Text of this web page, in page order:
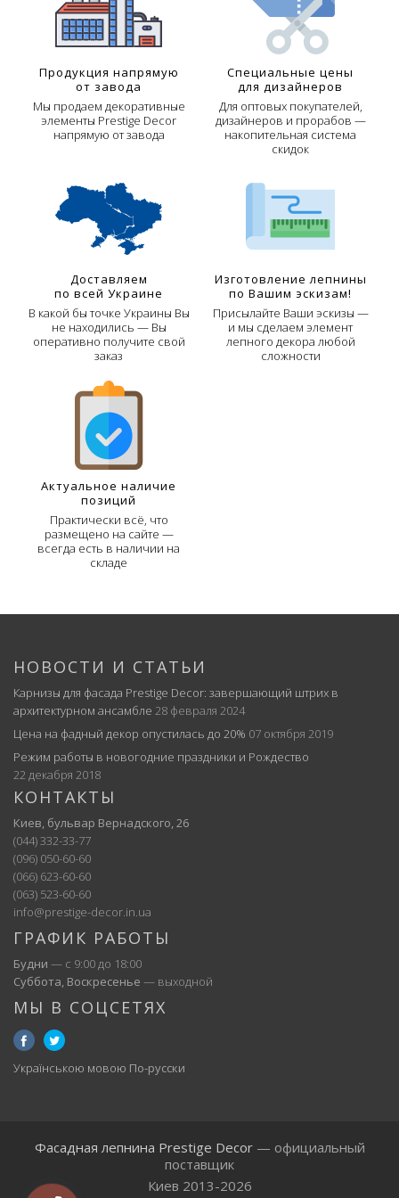
Продукция напрямую
от завода
Мы продаем декоративные
элементы Prestige Decor
напрямую от завода
Специальные цены
для дизайнеров
Для оптовых покупателей,
дизайнеров и прорабов —
накопительная система
скидок
Доставляем
по всей Украине
В какой бы точке Украины Вы
не находились — Вы
оперативно получите свой
заказ
Изготовление лепнины
по Вашим эскизам!
Присылайте Ваши эскизы —
и мы сделаем элемент
лепного декора любой
сложности
Актуальное наличие
позиций
Практически всё, что
размещено на сайте —
всегда есть в наличии на
складе
НОВОСТИ И СТАТЬИ
Карнизы для фасада Prestige Decor: завершающий штрих в
архитектурном ансамбле 28 февраля 2024
Цена на фадный декор опустилась до 20% 07 октября 2019
Режим работы в новогодние праздники и Рождество
22 декабря 2018
КОНТАКТЫ
Киев, бульвар Вернадского, 26
(044) 332-33-77
(096) 050-60-60
(066) 623-60-60
(063) 523-60-60
info@prestige-decor.in.ua
ГРАФИК РАБОТЫ
Будни — с 9:00 до 18:00
Суббота, Воскресенье — выходной
МЫ В СОЦСЕТЯХ
Українською мовою По-русски
Фасадная лепнина Prestige Decor— официальный
поставщик
Киев 2013-2026